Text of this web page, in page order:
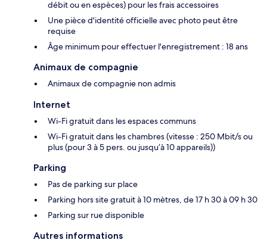
débit ou en espèces) pour les frais accessoires
Une pièce d'identité officielle avec photo peut être
requise
Âge minimum pour effectuer l'enregistrement : 18 ans
Animaux de compagnie
Animaux de compagnie non admis
Internet
Wi-Fi gratuit dans les espaces communs
Wi-Fi gratuit dans les chambres (vitesse : 250 Mbit/s ou
plus (pour 3 à 5 pers. ou jusqu’à 10 appareils))
Parking
Pas de parking sur place
Parking hors site gratuit à 10 mètres, de 17 h 30 à 09 h 30
Parking sur rue disponible
Autres informations